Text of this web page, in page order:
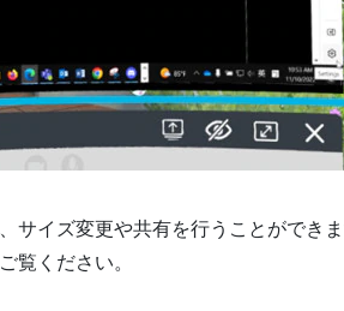
サイズ変更や共有を行うことができ
覧ください。